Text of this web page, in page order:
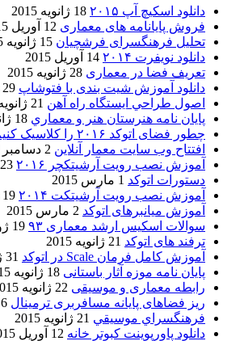
دانلود اسکیچ آپ ۲۰۱۵
18 ژانویه 2015
فروش پایانامه های معماری 12 آوریل 2015
تحلیل فرهنگسرای فرشچیان 15 ژانویه 2015
دانلود نویفرت ۲۰۱۴
14 آوریل 2015
تعریف فضا در معماری 28 ژانویه 2015
دانلود آموزش شیت بندی با فتوشاپ 29 ژوئن 2015
اصول طراحي ایستگاه راه آهن 21 ژانویه 2015
پایان نامه هنرستان هنر و معماري 18 ژانویه 2015
چطور فضای اتوکد ۲۰۱۶ را کلاسیک کنیم؟
افتتاح وب سایت معمار آنلاین 2 دسامبر 2014
آموزش نصب رویت آرشیتکچر ۲۰۱۶
23 می 2015
دستورات اتوکد 1 مارس 2015
آموزش نصب رویت آرشیتکت ۲۰۱۴
19 ژانویه 2015
آموزش میانبرهای اتوکد 2 مارس 2015
سوالات اسکیس ارشد معماری ۹۳
19 ژوئن 2015
ترفند های اتوکد 21 ژانویه 2015
آموزش کامل فرمان Scale در اتوکد
31 ژانویه 2016
پایان نامه موزه آثار باستانی 18 ژانویه 2015
رابطه معماری و موسیقی 22 ژانویه 2015
ریز فضاهای پایانه مسافربری ترمینال 6 آوریل 2015
فرهنگسراي موسيقي 21 ژانویه 2015
دانلود پاورپوینت کبوتر خانه 12 آوریل 2015